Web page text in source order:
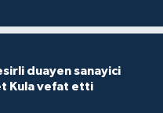
duayen sanayici
Kula vefat etti